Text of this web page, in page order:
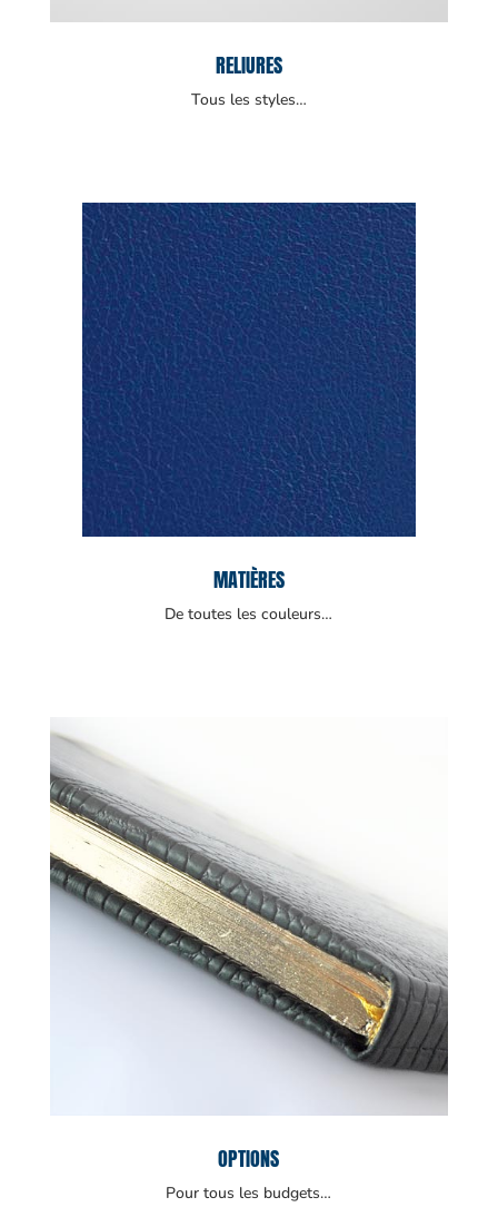
RELIURES
Tous les styles…
MATIÈRES
De toutes les couleurs…
OPTIONS
Pour tous les budgets…